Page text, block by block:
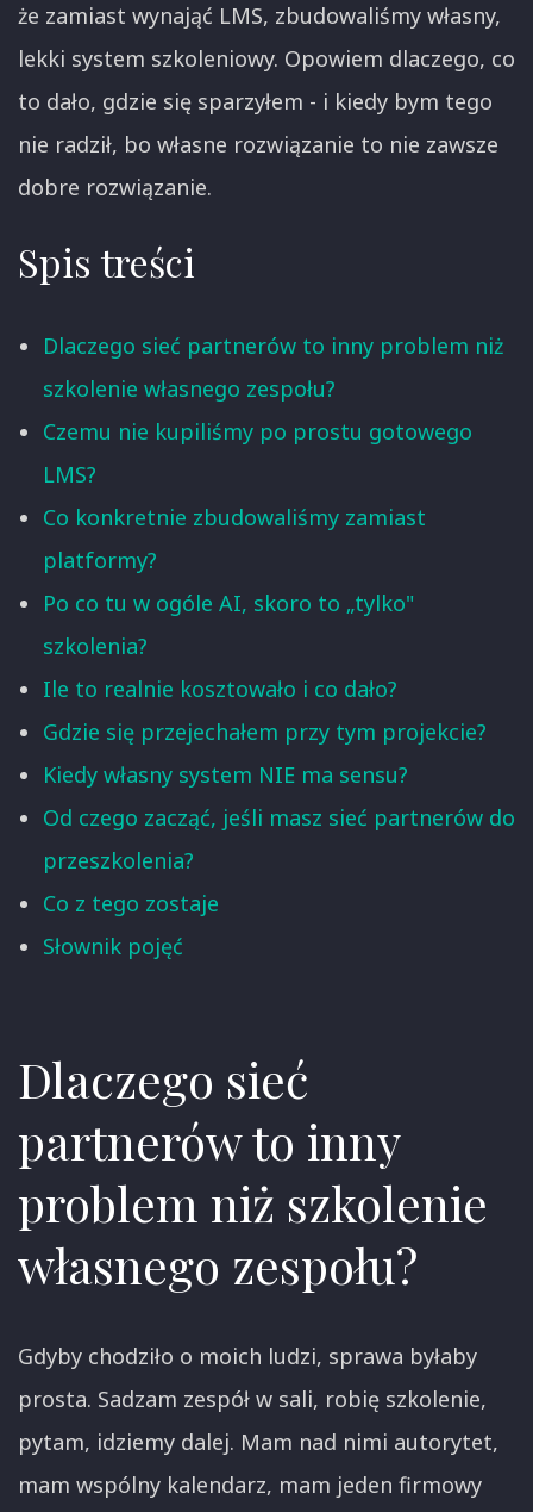
że zamiast wynająć LMS, zbudowaliśmy własny,
lekki system szkoleniowy. Opowiem dlaczego, co
to dało, gdzie się sparzyłem - i kiedy bym tego
nie radził, bo własne rozwiązanie to nie zawsze
dobre rozwiązanie.
Spis treści
Dlaczego sieć partnerów to inny problem niż
szkolenie własnego zespołu?
Czemu nie kupiliśmy po prostu gotowego
LMS?
Co konkretnie zbudowaliśmy zamiast
platformy?
Po co tu w ogóle AI, skoro to „tylko"
szkolenia?
Ile to realnie kosztowało i co dało?
Gdzie się przejechałem przy tym projekcie?
Kiedy własny system NIE ma sensu?
Od czego zacząć, jeśli masz sieć partnerów do
przeszkolenia?
Co z tego zostaje
Słownik pojęć
Dlaczego sieć
partnerów to inny
problem niż szkolenie
własnego zespołu?
Gdyby chodziło o moich ludzi, sprawa byłaby
prosta. Sadzam zespół w sali, robię szkolenie,
pytam, idziemy dalej. Mam nad nimi autorytet,
mam wspólny kalendarz, mam jeden firmowy